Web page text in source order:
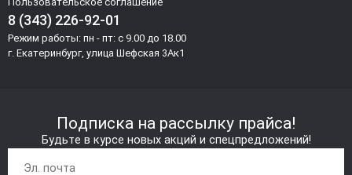
8 (343) 226-92-01
Режим работы: пн - пт: с 9.00 до 18.00
г. Екатеринбург, улица Шефская 3Ак1
Подписка на рассылку прайса!
Будьте в курсе новых акций и спецпредложений!